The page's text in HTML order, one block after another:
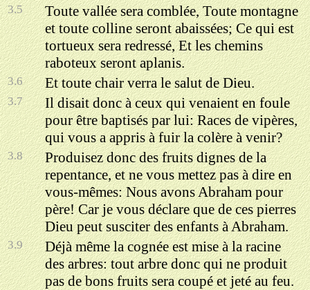
3.5
Toute vallée sera comblée, Toute montagne
et toute colline seront abaissées; Ce qui est
tortueux sera redressé, Et les chemins
raboteux seront aplanis.
3.6 Et toute chair verra le salut de Dieu.
3.7
Il disait donc à ceux qui venaient en foule
pour être baptisés par lui: Races de vipères,
qui vous a appris à fuir la colère à venir?
3.8
Produisez donc des fruits dignes de la
repentance, et ne vous mettez pas à dire en
vous-mêmes: Nous avons Abraham pour
père! Car je vous déclare que de ces pierres
Dieu peut susciter des enfants à Abraham.
3.9
Déjà même la cognée est mise à la racine
des arbres: tout arbre donc qui ne produit
pas de bons fruits sera coupé et jeté au feu.